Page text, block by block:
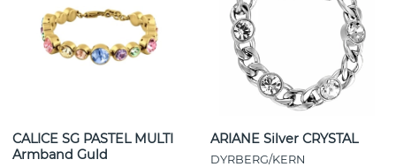
CALICE SG PASTEL MULTI
Armband Guld
ARIANE Silver CRYSTAL
DYRBERG/KERN